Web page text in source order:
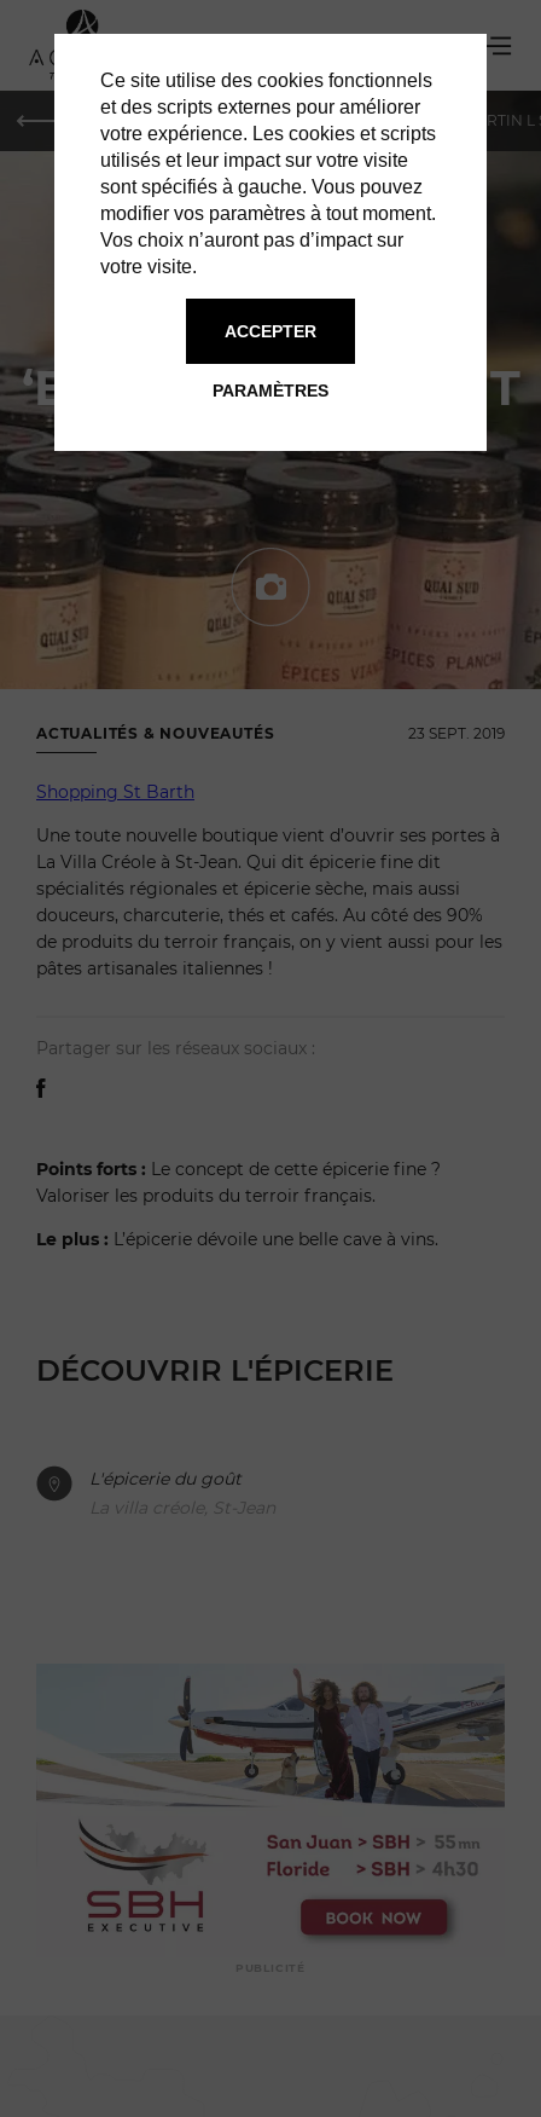
MONACO GENÈVE ST-MARTIN
OUVERTURE : L
‘EPICERIE DU GOÛT
ACTUALITÉS & NOUVEAUTÉS 23 SEPT. 2019
Shopping St Barth
Une toute nouvelle boutique vient d’ouvrir ses portes à
La Villa Créole à St-Jean. Qui dit épicerie fine dit
spécialités régionales et épicerie sèche, mais aussi
douceurs, charcuterie, thés et cafés. Au côté des 90%
de produits du terroir français, on y vient aussi pour les
pâtes artisanales italiennes !
Partager sur les réseaux sociaux :
Points forts : Le concept de cette épicerie fine ?
Valoriser les produits du terroir français.
Le plus : L’épicerie dévoile une belle cave à vins.
DÉCOUVRIR L'ÉPICERIE
L'épicerie du goût
La villa créole, St-Jean
PUBLICITÉ
Ce site utilise des cookies fonctionnels
et des scripts externes pour améliorer
votre expérience. Les cookies et scripts
utilisés et leur impact sur votre visite
sont spécifiés à gauche. Vous pouvez
modifier vos paramètres à tout moment.
Vos choix n’auront pas d’impact sur
votre visite.
PARAMÈTRES
ACCEPTER